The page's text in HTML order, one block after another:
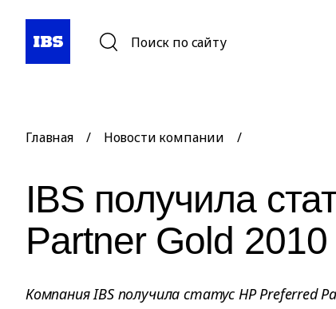
Поиск по сайту
Главная / Новости компании /
IBS получила
Partner Gold 2010
Компания IBS получила статус HP Preferred